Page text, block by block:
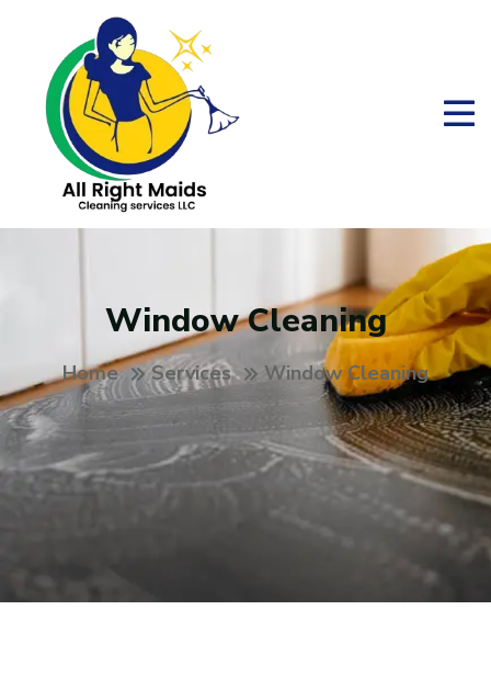
Window Cleaning
Home Services Window Cleaning